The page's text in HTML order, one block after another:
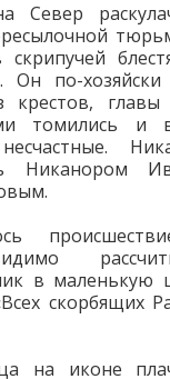
Север
скрипучей
Он по-
крестов,
томились и
Никанором
в маленькую
скорбящих
на иконе